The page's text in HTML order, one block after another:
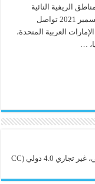
الريفية النائية
شبكة بيئة أبوظبي، الإمارات العربية المتحدة، 28 ديسمبر 2021 تواصل
أطلقتها دولة الإمارات العربية المتحدة،
…
4.0 دولي
(CC